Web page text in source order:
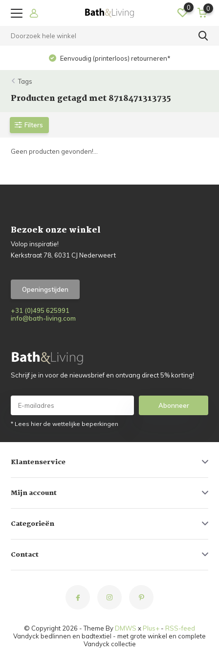
0 0
Eenvoudig (printerloos) retourneren*
Tags
Producten getagd met 8718471313735
Filters
Geen producten gevonden!...
Bezoek onze winkel
Volop inspiratie!
Kerkstraat 78, 6031 CJ Nederweert
Openingstijden
+31 (0)495 625991
info@bath-living.com
Schrijf je in voor de nieuwsbrief en ontvang direct 5% korting!
Abonneer
* Lees hier de wettelijke beperkingen
Klantenservice
Mijn account
Categorieën
Contact
© Copyright 2026 - Theme By DMWS x Plus+ - RSS-feed
Vandyck bedlinnen en badtextiel - met grote winkel en complete
Vandyck collectie